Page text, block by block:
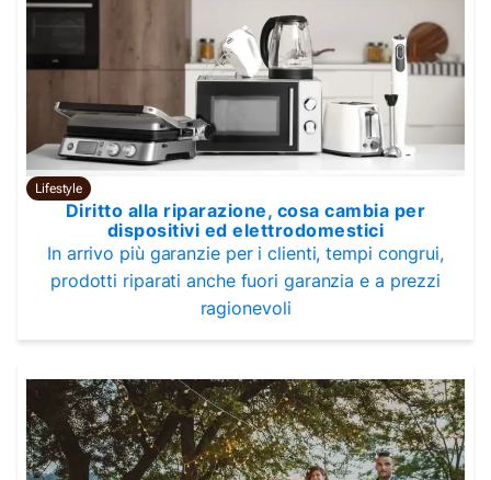
Lifestyle
Diritto alla riparazione, cosa cambia per
dispositivi ed elettrodomestici
In arrivo più garanzie per i clienti, tempi congrui,
prodotti riparati anche fuori garanzia e a prezzi
ragionevoli